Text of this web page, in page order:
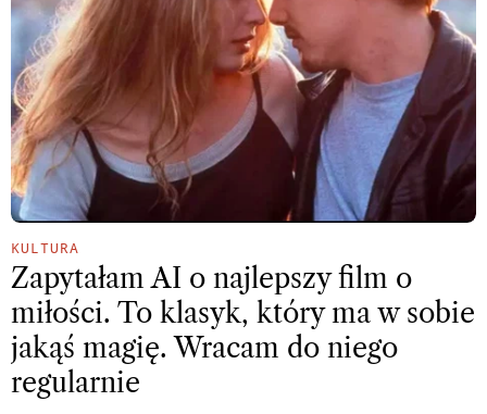
KULTURA
Zapytałam AI o najlepszy film o
miłości. To klasyk, który ma w sobie
jakąś magię. Wracam do niego
regularnie